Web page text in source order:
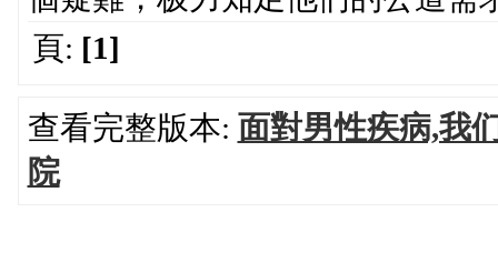
頁: [1]
查看完整版本: 面對男性疾病,我
院